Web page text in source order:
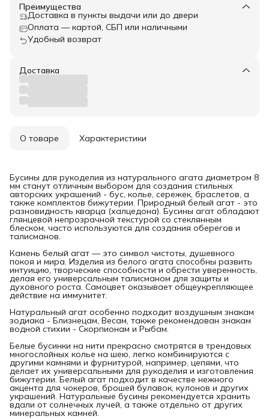
Преимущества
Доставка в пункты выдачи или до двери
Оплата — картой, СБП или наличными
Удобный возврат
Доставка
О товаре Характеристики
Бусины для рукоделия из натурального агата диаметром 8
мм станут отличным выбором для создания стильных
авторских украшений - бус, колье, сережек, браслетов, а
также комплектов бижутерии. Природный белый агат - это
разновидность кварца (халцедона). Бусины агат обладают
глянцевой непрозрачной текстурой со стеклянным
блеском, часто используются для создания оберегов и
талисманов.
Камень белый агат — это символ чистоты, душевного
покоя и мира. Изделия из белого агата способны развить
интуицию, творческие способности и обрести уверенность,
делая его универсальным талисманом для защиты и
духовного роста. Самоцвет оказывает общеукрепляющее
действие на иммунитет.
Натуральный агат особенно подходит воздушным знакам
зодиака - Близнецам, Весам, также рекомендован знакам
водной стихии - Скорпионам и Рыбам.
Белые бусинки на нити прекрасно смотрятся в трендовых
многослойных колье на шею, легко комбинируются с
другими камнями и фурнитурой, например, цепями, что
делает их универсальными для рукоделия и изготовления
бижутерии. Белый агат подходит в качестве нежного
акцента для чокеров, брошей булавок, кулонов и других
украшений. Натуральные бусины рекомендуется хранить
вдали от солнечных лучей, а также отдельно от других
минеральных камней.